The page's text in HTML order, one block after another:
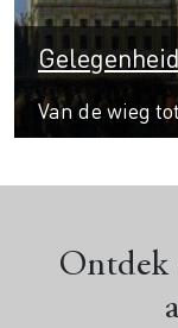
Van de wieg
Ontdek